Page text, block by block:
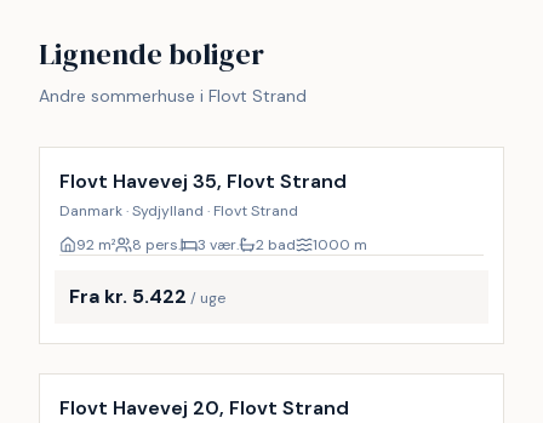
Lignende boliger
Andre sommerhuse i Flovt Strand
Flovt Havevej 35, Flovt Strand
Danmark · Sydjylland · Flovt Strand
92 m² 8 pers. 3 vær. 2 bad 1000 m
Fra kr. 5.422 / uge
Inkl. rengøring
Flovt Havevej 20, Flovt Strand